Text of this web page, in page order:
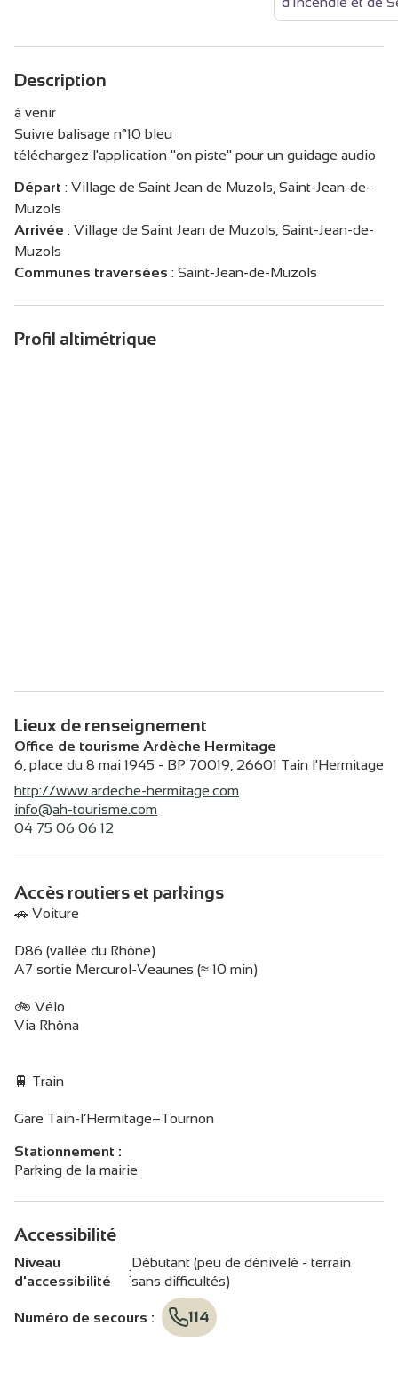
Description
à venir
Suivre balisage n°10 bleu
téléchargez l'application "on piste" pour un guidage audio
Départ : Village de Saint Jean de Muzols, Saint-Jean-de-
Muzols
Arrivée : Village de Saint Jean de Muzols, Saint-Jean-de-
Muzols
Communes traversées : Saint-Jean-de-Muzols
Profil altimétrique
Lieux de renseignement
Office de tourisme Ardèche Hermitage
6, place du 8 mai 1945 - BP 70019, 26601 Tain l'Hermitage
http://www.ardeche-hermitage.com
info@ah-tourisme.com
04 75 06 06 12
Accès routiers et parkings
🚗 Voiture
D86 (vallée du Rhône)
A7 sortie Mercurol-Veaunes (≈ 10 min)
🚲 Vélo
Via Rhôna
🚆 Train
Gare Tain-l’Hermitage–Tournon
Stationnement :
Parking de la mairie
Accessibilité
Niveau
d'accessibilité
:
Débutant (peu de dénivelé - terrain
sans difficultés)
Numéro de secours : 114